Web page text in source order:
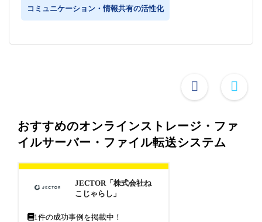
コミュニケーション・情報共有の活性化
おすすめのオンラインストレージ・ファ
イルサーバー・ファイル転送システム
JECTOR「株式会社ね
こじゃらし」
1 件の成功事例を掲載中！